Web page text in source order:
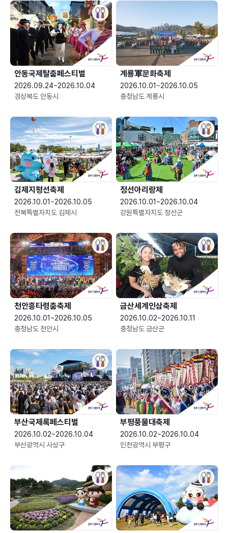
안동국제탈춤페스티벌
2026.09.24~2026.10.04
경상북도 안동시
2026.10.01~2026.10.05
충청남도 계룡시
김제지평선축제
2026.10.01~2026.10.05
전북특별자치도 김제시
정선아리랑제
2026.10.01~2026.10.04
강원특별자치도 정선군
천안흥타령춤축제
2026.10.01~2026.10.05
충청남도 천안시
금산세계인삼축제
2026.10.02~2026.10.11
충청남도 금산군
부산국제록페스티벌
2026.10.02~2026.10.04
부산광역시 사상구
부평풍물대축제
2026.10.02~2026.10.04
인천광역시 부평구